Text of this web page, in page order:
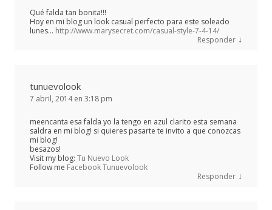
Qué falda tan bonita!!!
Hoy en mi blog un look casual perfecto para este soleado
lunes… http://www.marysecret.com/casual-style-7-4-14/
Responder ↓
tunuevolook
7 abril, 2014 en 3:18 pm
meencanta esa falda yo la tengo en azul clarito esta semana
saldra en mi blog! si quieres pasarte te invito a que conozcas
mi blog!
besazos!
Visit my blog: Tu Nuevo Look
Follow me Facebook Tunuevolook
Responder ↓